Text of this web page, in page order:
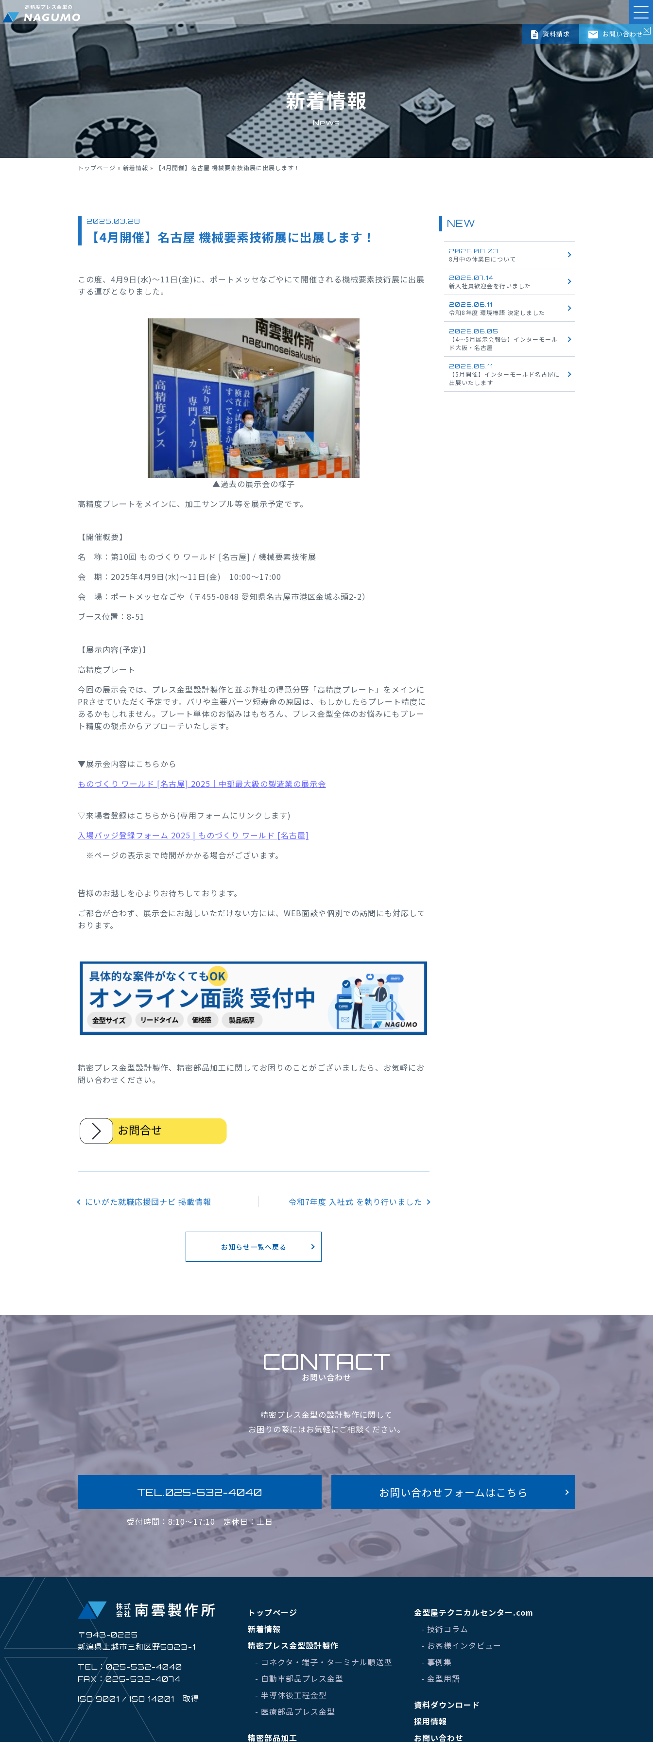
高精度プレス金型の
資料請求 お問い合わせ
新着情報
News
トップページ » 新着情報 » 【4月開催】名古屋 機械要素技術展に出展します！
2025.03.28
【4月開催】名古屋 機械要素技術展に出展します！
この度、4月9日(水)～11日(金)に、ポートメッセなごやにて開催される機械要素技術展に出展
する運びとなりました。
▲過去の展示会の様子
高精度プレートをメインに、加工サンプル等を展示予定です。
【開催概要】
名 称：第10回 ものづくり ワールド [名古屋] / 機械要素技術展
会 期：2025年4月9日(水)～11日(金) 10:00～17:00
会 場：ポートメッセなごや（〒455-0848 愛知県名古屋市港区金城ふ頭2-2）
ブース位置：8-51
【展示内容(予定)】
高精度プレート
今回の展示会では、プレス金型設計製作と並ぶ弊社の得意分野「高精度プレート」をメインに
PRさせていただく予定です。バリや主要パーツ短寿命の原因は、もしかしたらプレート精度に
あるかもしれません。プレート単体のお悩みはもちろん、プレス金型全体のお悩みにもプレー
ト精度の観点からアプローチいたします。
▼展示会内容はこちらから
ものづくり ワールド [名古屋] 2025｜中部最大級の製造業の展示会
▽来場者登録はこちらから(専用フォームにリンクします)
入場バッジ登録フォーム 2025 | ものづくり ワールド [名古屋]
※ページの表示まで時間がかかる場合がございます。
皆様のお越しを心よりお待ちしております。
ご都合が合わず、展示会にお越しいただけない方には、WEB面談や個別での訪問にも対応して
おります。
精密プレス金型設計製作、精密部品加工に関してお困りのことがございましたら、お気軽にお
問い合わせください。
にいがた就職応援団ナビ 掲載情報 令和7年度 入社式 を執り行いました
お知らせ一覧へ戻る
NEW
2026.08.03
8月中の休業日について
2026.07.14
新入社員歓迎会を行いました
2026.06.11
令和8年度 環境標語 決定しました
2026.06.05
【4～5月展示会報告】インターモール
ド大阪・名古屋
2026.05.11
【5月開催】インターモールド名古屋に
出展いたします
CONTACT
お問い合わせ
精密プレス金型の設計製作に関して
お困りの際にはお気軽に ご相談ください。
TEL.025-532-4040
受付時間：8:10〜17:10定休日：土日
お問い合わせフォームはこちら
〒943-0225
新潟県上越市三和区野5823-1
TEL：025-532-4040
FAX：025-532-4074
ISO 9001 / ISO 14001 取得
トップページ
新着情報
精密プレス金型設計製作
- コネクタ・端子・ターミナル順送型
- 自動車部品プレス金型
- 半導体後工程金型
- 医療部品プレス金型
精密部品加工
金型屋テクニカルセンター.com
- 技術コラム
- お客様インタビュー
- 事例集
- 金型用語
資料ダウンロード
採用情報
お問い合わせ